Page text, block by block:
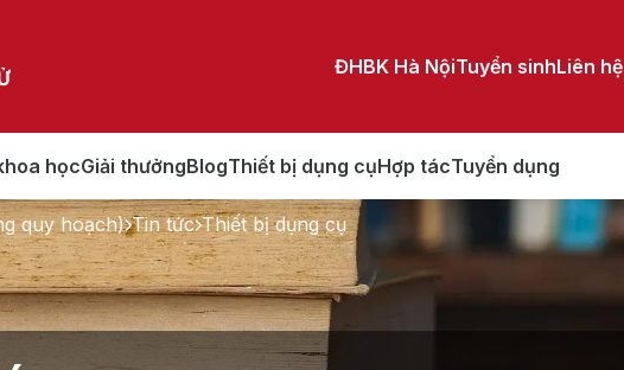
ĐHBK Hà NộiTuyển sinhLiên hệ
họcGiải thưởngBlogThiết bị dụng cụHợp tácTuyển dụng
quy hoạch) Tin tức Thiết bị dụng cụ